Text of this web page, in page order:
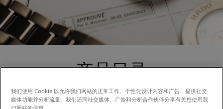
产品目录
关注我们的产品图册，您能从中获得更多灵感来源。
我们使用 Cookie 以允许我们网站的正常工作、个性化设计内容和广告、提供社交
媒体功能并分析流量。我们还同社交媒体、广告和分析合作伙伴分享有关您使用我